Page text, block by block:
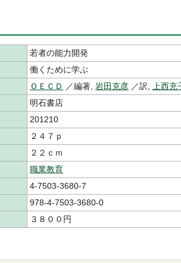
若者の能力開発
働くために学ぶ
ＯＥＣＤ ／編著, 岩田克彦 ／訳,
上西充
明石書店
201210
２４７ｐ
２２ｃｍ
職業教育
4-7503-3680-7
978-4-7503-3680-0
３８００円